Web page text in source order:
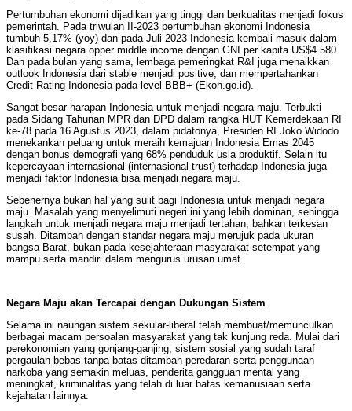
Pertumbuhan ekonomi dijadikan yang tinggi dan berkualitas menjadi fokus
pemerintah. Pada triwulan II-2023 pertumbuhan ekonomi Indonesia
tumbuh 5,17% (yoy) dan pada Juli 2023 Indonesia kembali masuk dalam
klasifikasi negara opper middle income dengan GNI per kapita US$4.580.
Dan pada bulan yang sama, lembaga pemeringkat R&I juga menaikkan
outlook Indonesia dari stable menjadi positive, dan mempertahankan
Credit Rating Indonesia pada level BBB+ (Ekon.go.id).
Sangat besar harapan Indonesia untuk menjadi negara maju. Terbukti
pada Sidang Tahunan MPR dan DPD dalam rangka HUT Kemerdekaan RI
ke-78 pada 16 Agustus 2023, dalam pidatonya, Presiden RI Joko Widodo
menekankan peluang untuk meraih kemajuan Indonesia Emas 2045
dengan bonus demografi yang 68% penduduk usia produktif. Selain itu
kepercayaan internasional (internasional trust) terhadap Indonesia juga
menjadi faktor Indonesia bisa menjadi negara maju.
Sebenernya bukan hal yang sulit bagi Indonesia untuk menjadi negara
maju. Masalah yang menyelimuti negeri ini yang lebih dominan, sehingga
langkah untuk menjadi negara maju menjadi tertahan, bahkan terkesan
susah. Ditambah dengan standar negara maju merujuk pada ukuran
bangsa Barat, bukan pada kesejahteraan masyarakat setempat yang
mampu serta mandiri dalam mengurus urusan umat.
Negara Maju akan Tercapai dengan Dukungan Sistem
Selama ini naungan sistem sekular-liberal telah membuat/memunculkan
berbagai macam persoalan masyarakat yang tak kunjung reda. Mulai dari
perekonomian yang gonjang-ganjing, sistem sosial yang sudah taraf
pergaulan bebas tanpa batas ditambah peredaran serta penggunaan
narkoba yang semakin meluas, penderita gangguan mental yang
meningkat, kriminalitas yang telah di luar batas kemanusiaan serta
kejahatan lainnya.